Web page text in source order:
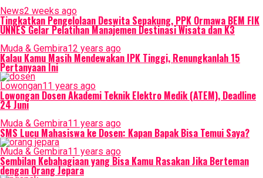
News2 weeks ago
Tingkatkan Pengelolaan Deswita Sepakung, PPK Ormawa BEM FIK
UNNES Gelar Pelatihan Manajemen Destinasi Wisata dan K3
Muda & Gembira12 years ago
Kalau Kamu Masih Mendewakan IPK Tinggi, Renungkanlah 15
Pertanyaan Ini
Lowongan11 years ago
Lowongan Dosen Akademi Teknik Elektro Medik (ATEM), Deadline
24 Juni
Muda & Gembira11 years ago
SMS Lucu Mahasiswa ke Dosen: Kapan Bapak Bisa Temui Saya?
Muda & Gembira11 years ago
Sembilan Kebahagiaan yang Bisa Kamu Rasakan Jika Berteman
dengan Orang Jepara